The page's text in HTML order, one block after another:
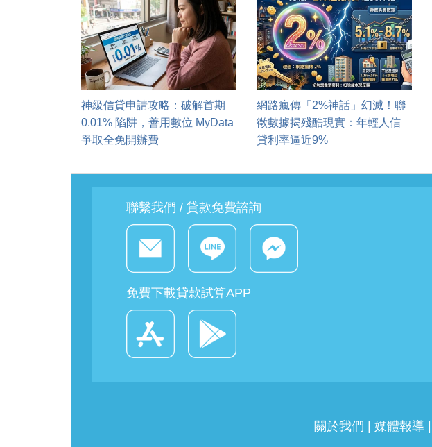
神級信貸申請攻略：破解首期
0.01% 陷阱，善用數位 MyData
爭取全免開辦費
網路瘋傳「2%神話」幻滅！聯
徵數據揭殘酷現實：年輕人信
貸利率逼近9%
聯繫我們 / 貸款免費諮詢
免費下載貸款試算APP
關於我們 | 媒體報導 |